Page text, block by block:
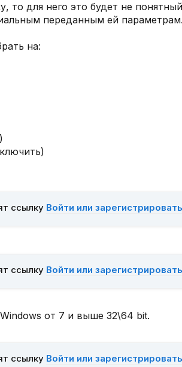
то для него это будет не
переданным ей параметрам.
на:
ссылку Войти или
ссылку Войти или
от 7 и выше 32\64 bit.
ссылку Войти или